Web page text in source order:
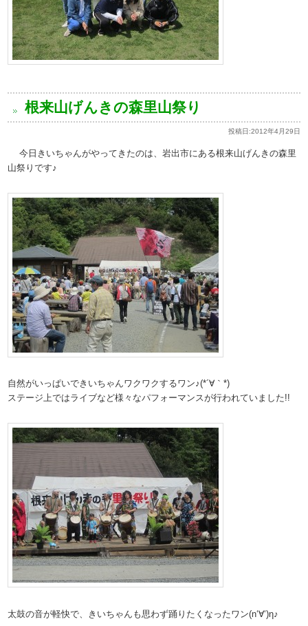
根来山げんきの森里山祭り
投稿日:2012年4月29日
今日きいちゃんがやってきたのは、岩出市にある根来山げんきの森里
山祭りです♪
自然がいっぱいできいちゃんワクワクするワン♪(*´∀｀*)
ステージ上ではライブなど様々なパフォーマンスが行われていました!!
太鼓の音が軽快で、きいちゃんも思わず踊りたくなったワン(n‘∀‘)η♪